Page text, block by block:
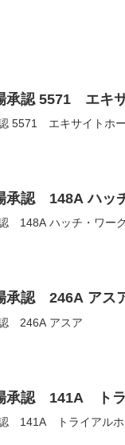
承認 5571 エキ
5571 エキサイトホ
承認 148A ハッ
148A ハッチ・ワーク
承認 246A アス
246A アスア
承認 141A トラ
141A トライアルホ